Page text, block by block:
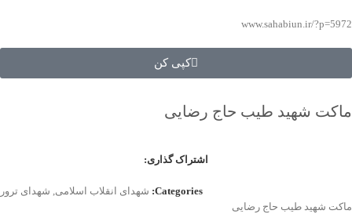
www.sahabiun.ir/?p=5972
کپی کن
ماکت شهید طیب حاج رضایی
اشتراک گذاری:
Categories: شهدای انقلاب اسلامی, شهدای ترور
ماکت شهید طیب حاج رضایی